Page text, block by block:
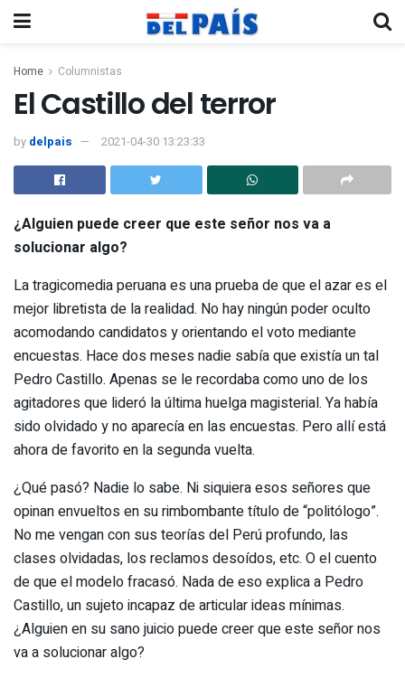
Home Columnistas
El Castillo del terror
by delpais 2021-04-30 13:23:33
¿Alguien puede creer que este señor nos va a
solucionar algo?
La tragicomedia peruana es una prueba de que el azar es el
mejor libretista de la realidad. No hay ningún poder oculto
acomodando candidatos y orientando el voto mediante
encuestas. Hace dos meses nadie sabía que existía un tal
Pedro Castillo. Apenas se le recordaba como uno de los
agitadores que lideró la última huelga magisterial. Ya había
sido olvidado y no aparecía en las encuestas. Pero allí está
ahora de favorito en la segunda vuelta.
¿Qué pasó? Nadie lo sabe. Ni siquiera esos señores que
opinan envueltos en su rimbombante título de “politólogo”.
No me vengan con sus teorías del Perú profundo, las
clases olvidadas, los reclamos desoídos, etc. O el cuento
de que el modelo fracasó. Nada de eso explica a Pedro
Castillo, un sujeto incapaz de articular ideas mínimas.
¿Alguien en su sano juicio puede creer que este señor nos
va a solucionar algo?